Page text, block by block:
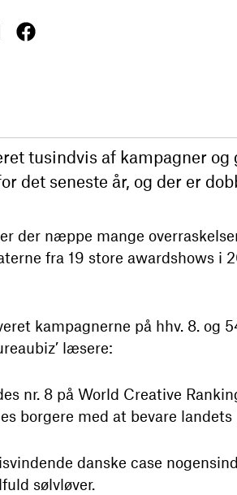
tusindvis af kampagner
det seneste år, og der er
der næppe mange
fra 19 store awardshows i
kampagnerne på hhv. 8. og
læsere:
nr. 8 på World Creative
borgere med at bevare
danske case
sølvløver.